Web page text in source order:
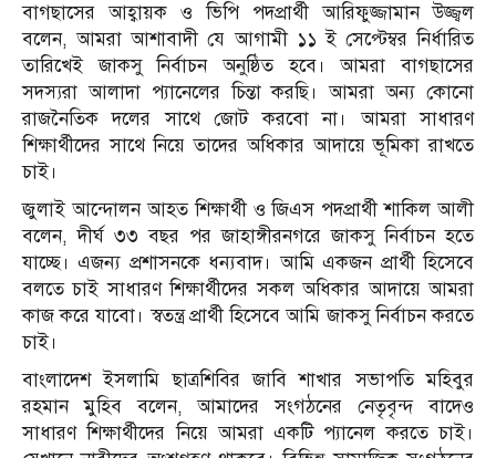
বাগছাসের আহ্বায়ক ও ভিপি পদপ্রার্থী আরিফুজ্জামান উজ্জ্বল
বলেন, আমরা আশাবাদী যে আগামী ১১ ই সেপ্টেম্বর নির্ধারিত
তারিখেই জাকসু নির্বাচন অনুষ্ঠিত হবে। আমরা বাগছাসের
সদস্যরা আলাদা প্যানেলের চিন্তা করছি। আমরা অন্য কোনো
রাজনৈতিক দলের সাথে জোট করবো না। আমরা সাধারণ
শিক্ষার্থীদের সাথে নিয়ে তাদের অধিকার আদায়ে ভূমিকা রাখতে
চাই।
জুলাই আন্দোলন আহত শিক্ষার্থী ও জিএস পদপ্রার্থী শাকিল আলী
বলেন, দীর্ঘ ৩৩ বছর পর জাহাঙ্গীরনগরে জাকসু নির্বাচন হতে
যাচ্ছে। এজন্য প্রশাসনকে ধন্যবাদ। আমি একজন প্রার্থী হিসেবে
বলতে চাই সাধারণ শিক্ষার্থীদের সকল অধিকার আদায়ে আমরা
কাজ করে যাবো। স্বতন্ত্র প্রার্থী হিসেবে আমি জাকসু নির্বাচন করতে
চাই।
বাংলাদেশ ইসলামি ছাত্রশিবির জাবি শাখার সভাপতি মহিবুর
রহমান মুহিব বলেন, আমাদের সংগঠনের নেতৃবৃন্দ বাদেও
সাধারণ শিক্ষার্থীদের নিয়ে আমরা একটি প্যানেল করতে চাই।